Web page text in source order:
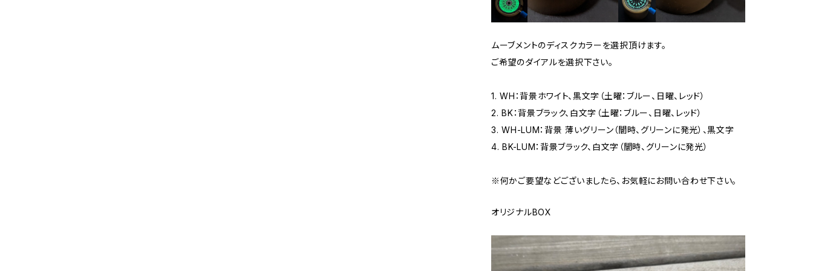
ムーブメントのディスクカラーを選択頂けます。
ご希望のダイアルを選択下さい。
1. WH：背景ホワイト、黒文字（土曜：ブルー、日曜、レッド）
2. BK：背景ブラック、白文字（土曜：ブルー、日曜、レッド）
3. WH-LUM：背景 薄いグリーン（闇時、グリーンに発光）、黒文字
4. BK-LUM：背景ブラック、白文字（闇時、グリーンに発光）
※何かご要望などございましたら、お気軽にお問い合わせ下さい。
オリジナルBOX